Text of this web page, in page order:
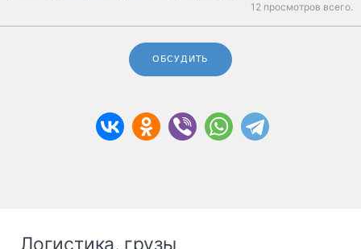
12 просмотров всего.
ОБСУДИТЬ
Логистика, грузы